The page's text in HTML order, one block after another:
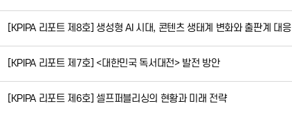
[KPIPA 리포트 제8호] 생성형 AI 시대, 콘텐츠 생태계 변화와 출판계 대응
[KPIPA 리포트 제7호] <대한민국 독서대전> 발전 방안
[KPIPA 리포트 제6호] 셀프퍼블리싱의 현황과 미래 전략